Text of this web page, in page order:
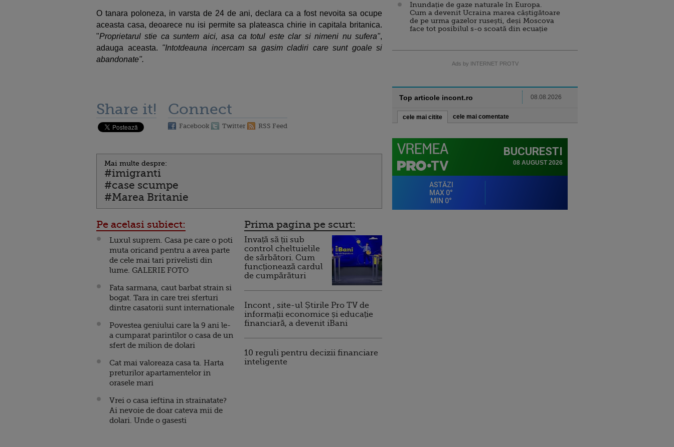
O tanara poloneza, in varsta de 24 de ani, declara ca a fost nevoita sa ocupe
aceasta casa, deoarece nu isi permite sa plateasca chirie in capitala britanica.
"Proprietarul stie ca suntem aici, asa ca totul este clar si nimeni nu sufera",
adauga aceasta. "Intotdeauna incercam sa gasim cladiri care sunt goale si
abandonate".
Share it! Connect
Facebook Twitter RSS Feed
Mai multe despre:
#imigranti
#case scumpe
#Marea Britanie
Pe acelasi subiect:
Luxul suprem. Casa pe care o poti
muta oricand pentru a avea parte
de cele mai tari privelisti din
lume. GALERIE FOTO
Fata sarmana, caut barbat strain si
bogat. Tara in care trei sferturi
dintre casatorii sunt internationale
Povestea geniului care la 9 ani le-
a cumparat parintilor o casa de un
sfert de milion de dolari
Cat mai valoreaza casa ta. Harta
preturilor apartamentelor in
orasele mari
Vrei o casa ieftina in strainatate?
Ai nevoie de doar cateva mii de
dolari. Unde o gasesti
Prima pagina pe scurt:
Invață să ții sub
control cheltuielile
de sărbători. Cum
funcționează cardul
de cumpărături
Incont , site-ul Știrile Pro TV de
informații economice și educație
financiară, a devenit iBani
10 reguli pentru decizii financiare
inteligente
Inundație de gaze naturale în Europa.
Cum a devenit Ucraina marea câștigătoare
de pe urma gazelor rusești, deși Moscova
face tot posibilul s-o scoată din ecuație
Ads by INTERNET PROTV
Top articole incont.ro 08.08.2026
cele mai citite cele mai comentate